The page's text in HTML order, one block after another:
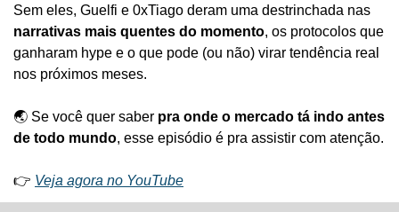
narrativas mais quentes do momento, os protocolos que
ganharam hype e o que pode (ou não) virar tendência real
nos próximos meses.
🌏 Se você quer saber pra onde o mercado tá indo antes
de todo mundo, esse episódio é pra assistir com atenção.
👉 Veja agora no YouTube